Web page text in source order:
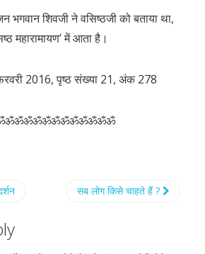
भगवान शिवजी ने वसिष्ठजी को बताया था,
महारामायण’ में आता है।
2016, पृष्ठ संख्या 21, अंक 278
सब लोग किसे चाहते हैं ?